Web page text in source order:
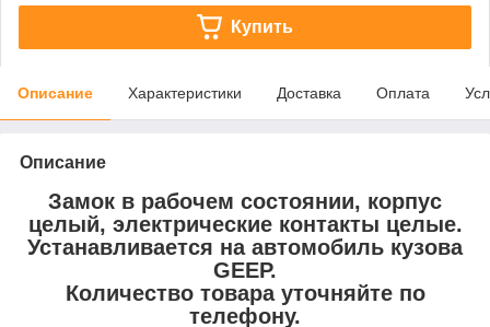
Купить
Описание Характеристики Доставка Оплата
Описание
Замок в рабочем состоянии, корпус
целый, электрические контакты целые.
Устанавливается на автомобиль кузова
GEEP.
Количество товара уточняйте по
телефону.